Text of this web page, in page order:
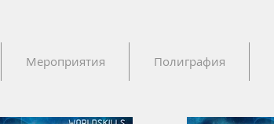
Мероприятия Полиграфия